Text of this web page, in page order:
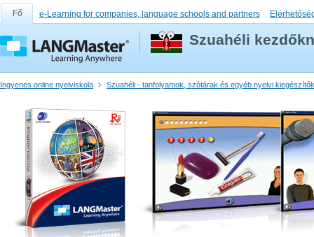
Fő e-Learning for companies, language schools and partners
Szuahéli
Ingyenes online nyelviskola Szuahéli - tanfolyamok, szótárak és egyéb nyelvi kiegészítők